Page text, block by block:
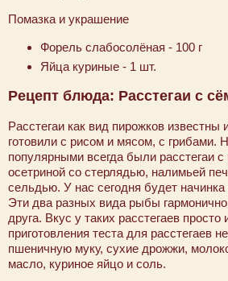
Помазка и украшение
Форель слабосолёная - 100 г
Яйца куриные - 1 шт.
Рецепт блюда: Расстегаи с
Расстегаи как вид пирожков известны
готовили с рисом и мясом, с грибами.
популярными всегда были расстегаи
осетриной со стерлядью, налимьей
сельдью. У нас сегодня будет начинка
Эти два разных вида рыбы
друга. Вкус у таких расстегаев
приготовления теста для расстегаев
пшеничную муку, сухие дрожжи,
масло, куриное яйцо и соль.